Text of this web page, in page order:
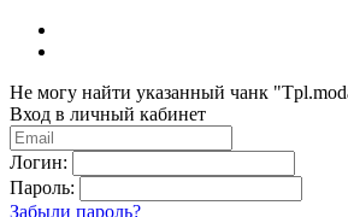
Не могу найти указанный чанк
Вход в личный кабинет
Логин:
Пароль:
Забыли пароль?